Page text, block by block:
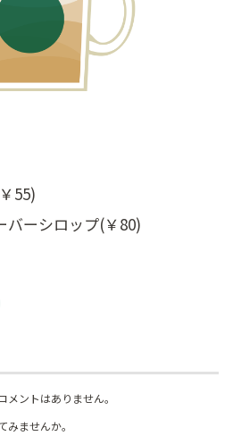
55)
バーシロップ(￥80)
ントはありません。
ませんか。